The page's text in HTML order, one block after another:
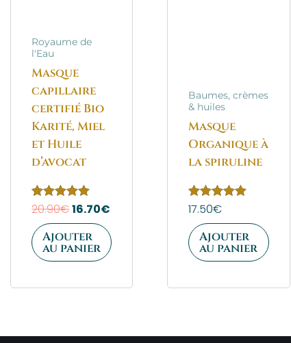
Royaume de
l'Eau
Masque
capillaire
certifié Bio
Karité, Miel
et Huile
d’avocat
Note
sur 5
20.90€16.70€
Ajouter
au panier
Baumes, crèmes
& huiles
Masque
Organique à
la spiruline
Note
sur 5
17.50€
Ajouter
au panier